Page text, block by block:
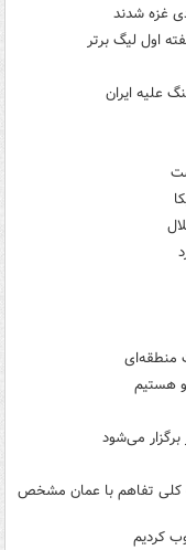
غزه شدند
اول لیگ برتر
علیه ایران
منطقه‌ای
هستیم
می‌شود
تفاهم با عمان مشخص
کردیم